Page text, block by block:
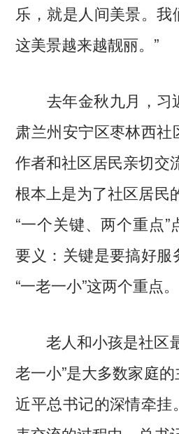
乐，就是人间美景。
这美景越来越靓丽。”
去年金秋九月，习
肃兰州安宁区枣林西
作者和社区居民亲切交
根本上是为了社区居民
“一个关键、两个重点
要义：关键是要搞好
“一老一小”这两个重点。
老人和小孩是社区
老一小”是大多数家庭
近平总书记的深情牵